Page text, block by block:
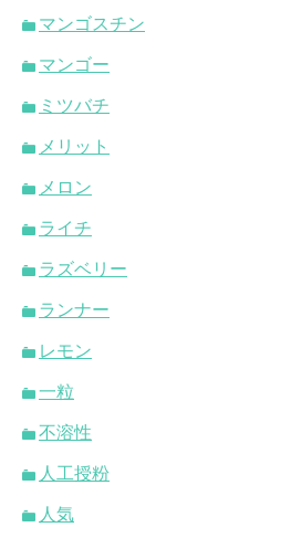
マンゴスチン
マンゴー
ミツバチ
メリット
メロン
ライチ
ラズベリー
ランナー
レモン
一粒
不溶性
人工授粉
人気